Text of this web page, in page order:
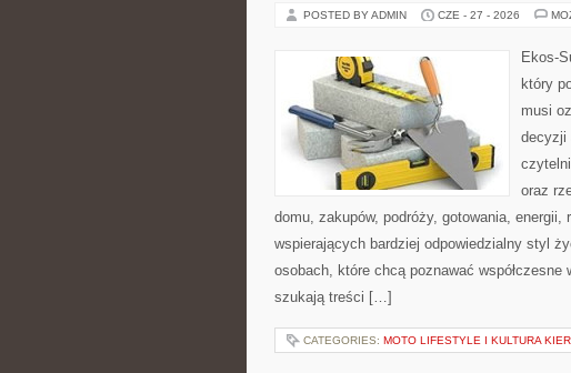
POSTED BY ADMIN CZE - 27 - 2026
Ekos-
który
musi
decyzji
oraz
domu, zakupów, podróży, gotowania,
wspierających bardziej odpowiedzialny styl
osobach, które chcą poznawać
szukają treści […]
CATEGORIES: MOTO LIFESTYLE I KULTURA